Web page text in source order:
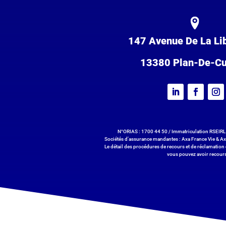
147 Avenue De La
13380 Plan-De-
N°ORIAS : 1700 44 50 / Immatriculation
Sociétés d’assurance mandantes : Axa France Vie &
Le détail des procédures de recours et de
vous pouvez avoir recours